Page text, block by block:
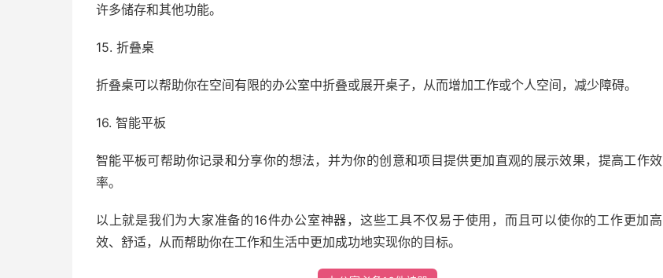
许多储存和其他功能。
15. 折叠桌
折叠桌可以帮助你在空间有限的办公室中折叠或展开桌子，从而增加工作或个人空间，减少障碍。
16. 智能平板
智能平板可帮助你记录和分享你的想法，并为你的创意和项目提供更加直观的展示效果，提高工作效
率。
以上就是我们为大家准备的16件办公室神器，这些工具不仅易于使用，而且可以使你的工作更加高
效、舒适，从而帮助你在工作和生活中更加成功地实现你的目标。